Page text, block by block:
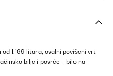
1.169 litara, ovalni povišeni vrt
bilje i povrće – bilo na